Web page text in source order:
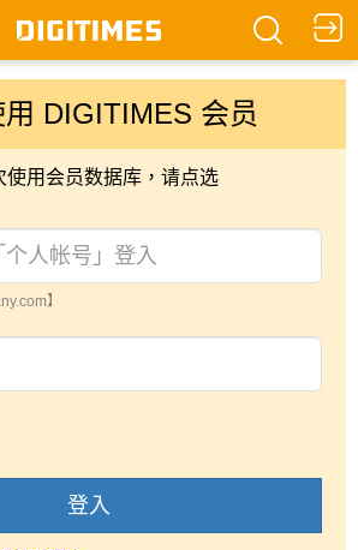
DIGITIMES 会员
用会员数据库，请点选
】
登入